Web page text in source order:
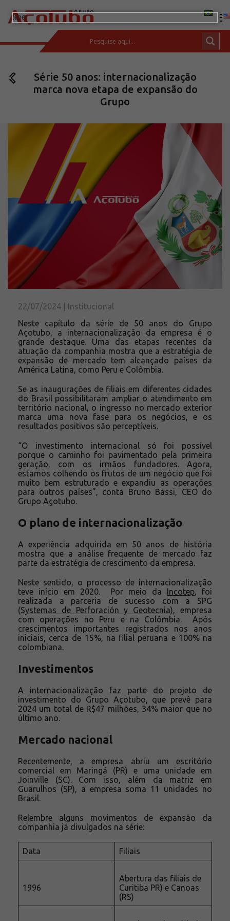
ESPAÇO DO CLIENTE
Barras de Aço Carbono
Conexões e flanges
Aços Inoxidáveis
Soluções integradas
Incotep – Sistemas de Ancoragem
Calculadora
Download
Solicite um orçamento
Sobre a Açotubo
Unidades
Qualidade
Ouvidoria
Blog
ESG
Trabalhe conosco
Série 50 anos: internacionalização
marca nova etapa de expansão do
Grupo
22/07/2024 | Institucional
Neste capítulo da série de 50 anos do Grupo
Açotubo, a internacionalização da empresa é o
grande destaque. Uma das etapas recentes da
atuação da companhia mostra que a estratégia de
expansão de mercado tem alcançado países da
América Latina, como Peru e Colômbia.
Se as inaugurações de filiais em diferentes cidades
do Brasil possibilitaram ampliar o atendimento em
território nacional, o ingresso no mercado exterior
marca uma nova fase para os negócios, e os
resultados positivos são perceptíveis.
“O investimento internacional só foi possível
porque o caminho foi pavimentado pela primeira
geração, com os irmãos fundadores. Agora,
estamos colhendo os frutos de um negócio que foi
muito bem estruturado e expandiu as operações
para outros países”, conta Bruno Bassi, CEO do
Grupo Açotubo.
O plano de internacionalização
A experiência adquirida em 50 anos de história
mostra que a análise frequente de mercado faz
parte da estratégia de crescimento da empresa.
Neste sentido, o processo de internacionalização
teve início em 2020. Por meio da Incotep , foi
realizada a parceria de sucesso com a SPG
(Systemas de Perforación y Geotecnia), empresa
com operações no Peru e na Colômbia. Após
crescimentos importantes registrados nos anos
iniciais, cerca de 15%, na filial peruana e 100% na
colombiana.
Investimentos
A internacionalização faz parte do projeto de
investimento do Grupo Açotubo, que prevê para
2024 um total de R$47 milhões, 34% maior que no
último ano.
Mercado nacional
Recentemente, a empresa abriu um escritório
comercial em Maringá (PR) e uma unidade em
Joinville (SC). Com isso, além da matriz em
Guarulhos (SP), a empresa soma 11 unidades no
Brasil.
Relembre alguns movimentos de expansão da
companhia já divulgados na série:
Data Filiais
1996
Abertura das filiais de
Curitiba PR) e Canoas
(RS)